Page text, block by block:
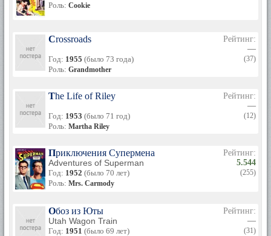
Роль: Cookie
Crossroads
Год: 1955 (было 73 года)
Роль: Grandmother
Рейтинг:
—
(37)
The Life of Riley
Год: 1953 (было 71 год)
Роль: Martha Riley
Рейтинг:
—
(12)
Приключения Супермена
Adventures of Superman
Год: 1952 (было 70 лет)
Роль: Mrs. Carmody
Рейтинг:
5.544
(255)
Обоз из Юты
Utah Wagon Train
Год: 1951 (было 69 лет)
Рейтинг:
—
(31)